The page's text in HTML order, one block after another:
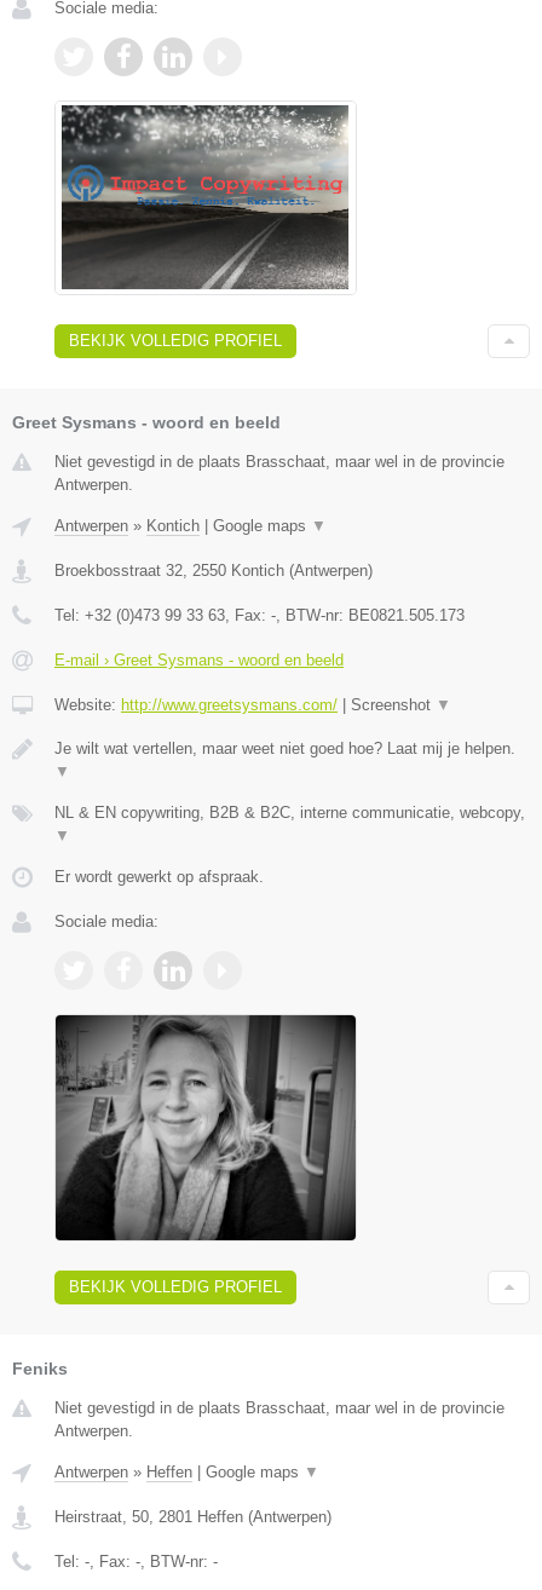
Sociale media:
BEKIJK VOLLEDIG PROFIEL
Greet Sysmans - woord en beeld
Niet gevestigd in de plaats Brasschaat, maar wel in de provincie
Antwerpen.
Antwerpen » Kontich Google maps ▼
Broekbosstraat 32, 2550 Kontich (Antwerpen)
Tel: +32 (0)473 99 33 63, Fax: -, BTW-nr: BE0821.505.173
E-mail › Greet Sysmans - woord en beeld
Website: http://www.greetsysmans.com/ Screenshot ▼
Je wilt wat vertellen, maar weet niet goed hoe? Laat mij je helpen.
▼
NL & EN copywriting, B2B & B2C, interne communicatie, webcopy,
▼
Er wordt gewerkt op afspraak.
Sociale media:
BEKIJK VOLLEDIG PROFIEL
Feniks
Niet gevestigd in de plaats Brasschaat, maar wel in de provincie
Antwerpen.
Antwerpen » Heffen Google maps ▼
Heirstraat, 50 2801 Heffen (Antwerpen)
Tel: - , Fax: - , BTW-nr: -